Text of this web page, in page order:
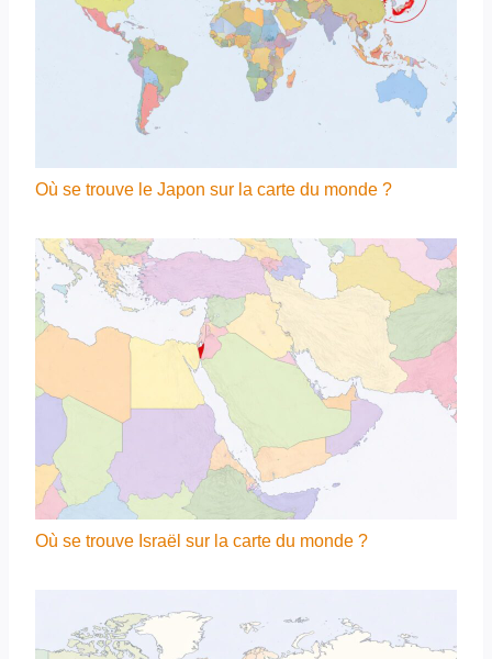
Où se trouve le Japon sur la carte du monde ?
Où se trouve Israël sur la carte du monde ?